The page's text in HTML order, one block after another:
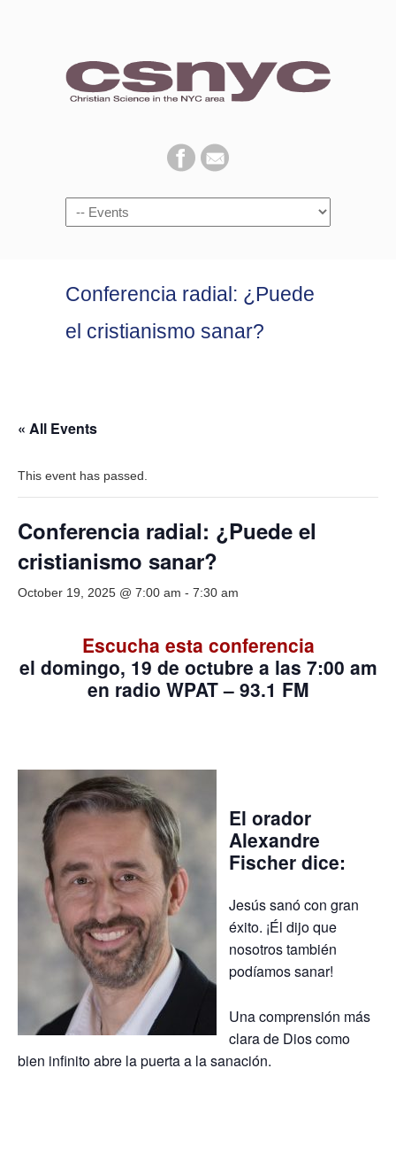
Navigation
Conferencia radial: ¿Puede
el cristianismo sanar?
« All Events
This event has passed.
Conferencia radial: ¿Puede el
cristianismo sanar?
October 19, 2025 @ 7:00 am - 7:30 am
Escucha esta conferencia
el domingo, 19 de octubre a las 7:00 am
en radio WPAT – 93.1 FM
El orador
Alexandre
Fischer dice:
Jesús sanó con gran
éxito. ¡Él dijo que
nosotros también
podíamos sanar!
Una comprensión más
clara de Dios como
bien infinito abre la puerta a la sanación.